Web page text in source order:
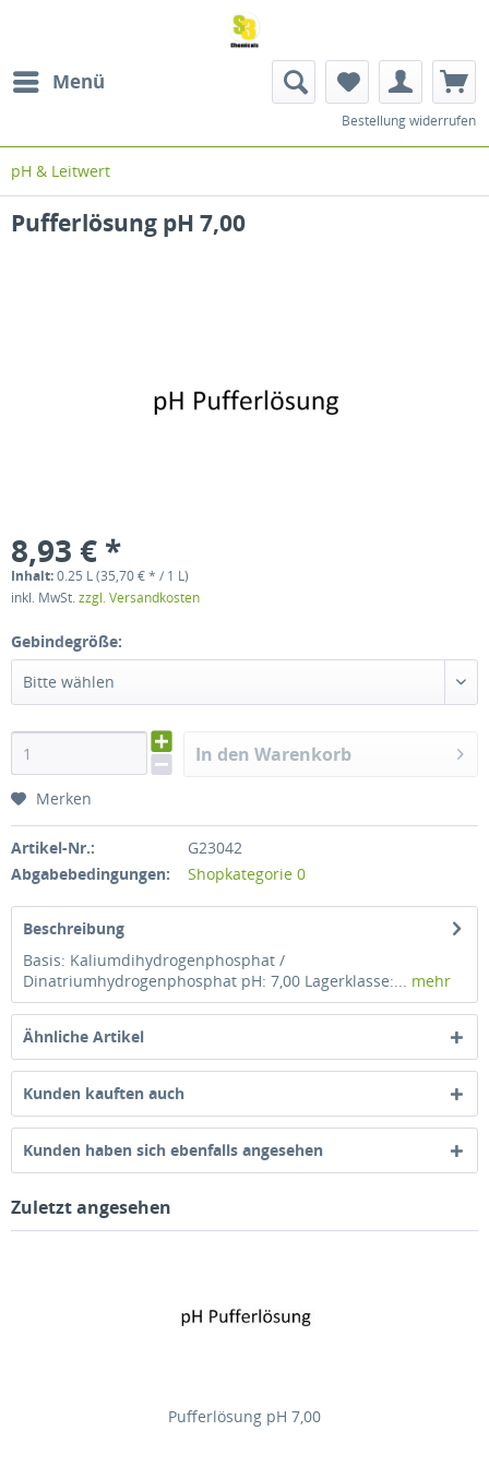
Menü
Bestellung widerrufen
pH & Leitwert
Pufferlösung pH 7,00
8,93 € *
Inhalt:0.25 L (35,70 € * / 1 L)
inkl. MwSt.zzgl. Versandkosten
Gebindegröße:
Bitte wählen
In den Warenkorb
Merken
Artikel-Nr.:
G23042
Abgabebedingungen:
Shopkategorie 0
Beschreibung
Basis: Kaliumdihydrogenphosphat /
Dinatriumhydrogenphosphat pH: 7,00 Lagerklasse:... mehr
Ähnliche Artikel
Kunden kauften auch
Kunden haben sich ebenfalls angesehen
Zuletzt angesehen
Pufferlösung pH 7,00